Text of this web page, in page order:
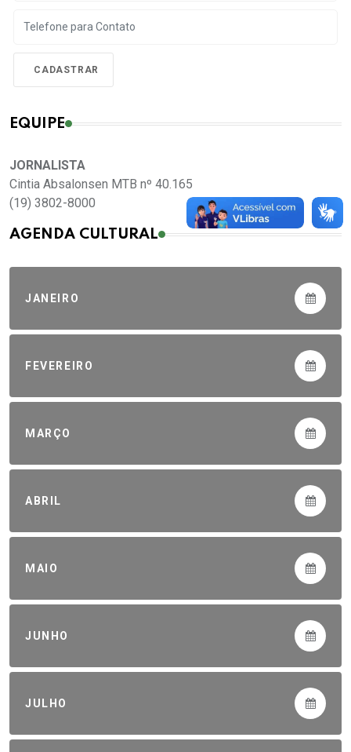
EQUIPE
JORNALISTA
Cintia Absalonsen MTB nº 40.165
(19) 3802-8000
AGENDA CULTURAL
JANEIRO
FEVEREIRO
MARÇO
ABRIL
MAIO
JUNHO
JULHO